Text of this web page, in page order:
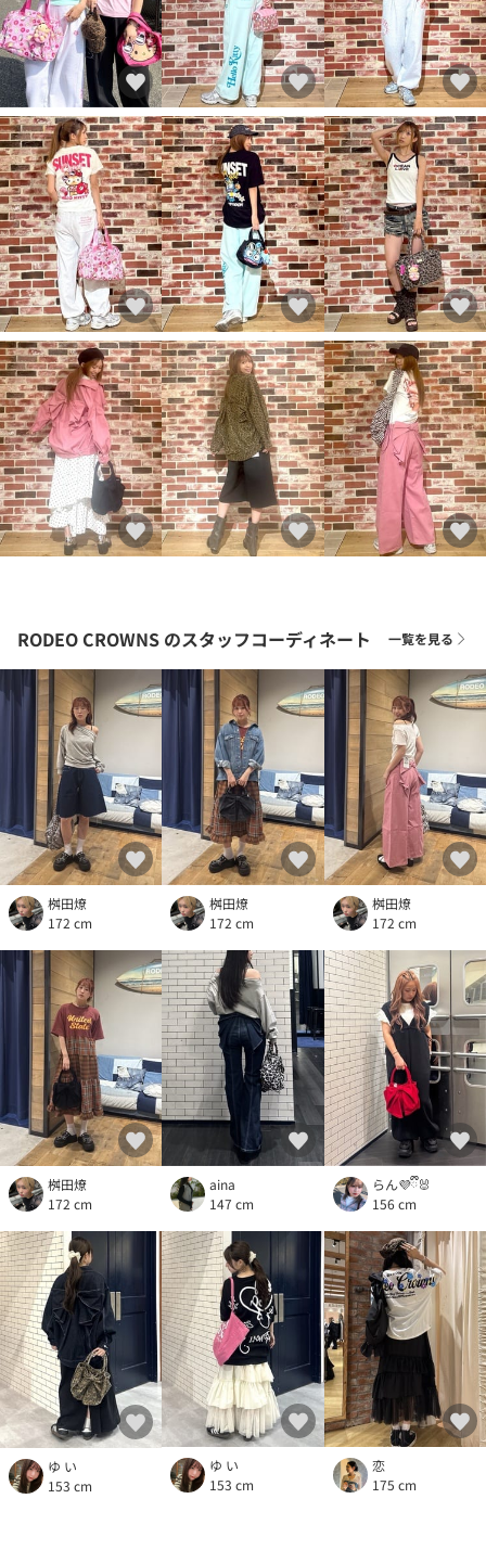
RODEO CROWNS のスタッフコーディネート 一覧を見る
桝田燎
172 cm
桝田燎
172 cm
桝田燎
172 cm
桝田燎
172 cm
aina
147 cm
らん💜ྀི🐰
156 cm
ゆ い
153 cm
ゆ い
153 cm
恋
175 cm